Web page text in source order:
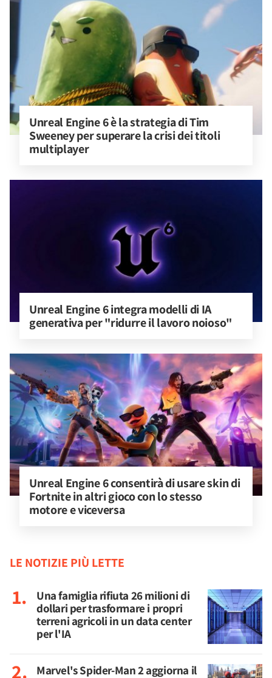
Unreal Engine 6 è la strategia di Tim
Sweeney per superare la crisi dei titoli
multiplayer
Unreal Engine 6 integra modelli di IA
generativa per "ridurre il lavoro noioso"
Unreal Engine 6 consentirà di usare skin di
Fortnite in altri gioco con lo stesso
motore e viceversa
LE NOTIZIE PIÙ LETTE
Una famiglia rifiuta 26 milioni di
dollari per trasformare i propri
terreni agricoli in un data center
per l'IA
Marvel's Spider-Man 2 aggiorna il